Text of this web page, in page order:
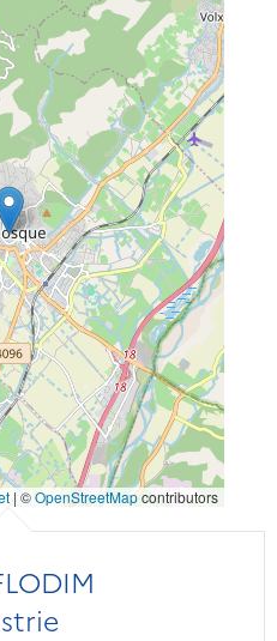
| ©OpenStreetMapcontributors